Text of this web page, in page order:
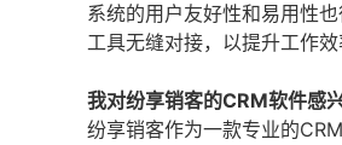
系统的用户友好性和易用性
工具无缝对接，以提升工作
我对纷享销客的CRM软件感
纷享销客作为一款专业的